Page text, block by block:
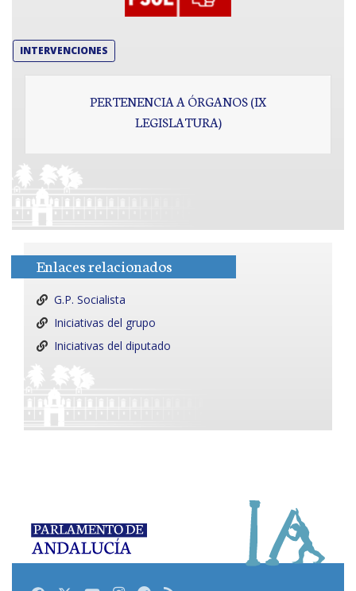
INTERVENCIONES
PERTENENCIA A ÓRGANOS (IX
LEGISLATURA)
Enlaces relacionados
G.P. Socialista
Iniciativas del grupo
Iniciativas del diputado